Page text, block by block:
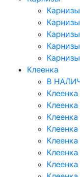
Клеенка
В
Клеенка